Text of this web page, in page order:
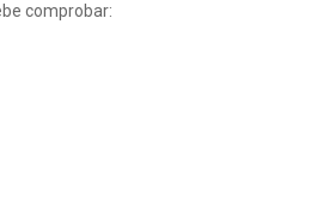
comprobar: